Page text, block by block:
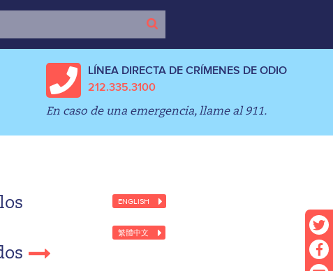
LÍNEA DIRECTA DE CRÍMENES DE ODIO
212.335.3100
En caso de una emergencia, llame al 911.
ENGLISH
繁體中文